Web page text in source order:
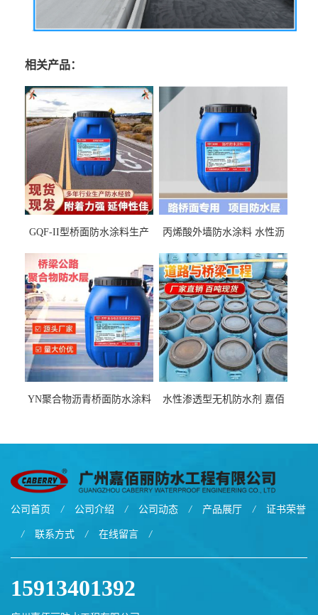
相关产品：
GQF-II型桥面防水涂料生产
丙烯酸外墙防水涂料 水性沥
厂家
YN聚合物沥青桥面防水涂料
水性渗透型无机防水剂 嘉佰
公司首页 / 公司介绍 / 公司动态 / 产品展厅 / 证书荣誉
/ 联系方式 / 在线留言 /
15913401392